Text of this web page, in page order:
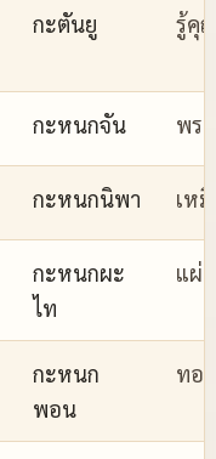
กะตันยู รู้คุ
กะหนกจัน พร
กะหนกนิพา เห
กะหนกผะ
ไท
แผ่
กะหนก
พอน
ทอ